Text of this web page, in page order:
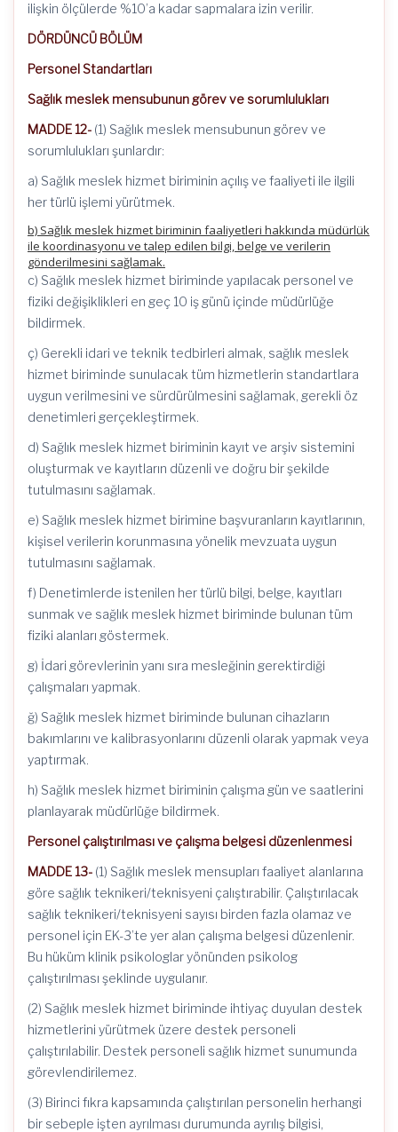
ilişkin ölçülerde %10’a kadar sapmalara izin verilir.
DÖRDÜNCÜ BÖLÜM
Personel Standartları
Sağlık meslek mensubunun görev ve sorumlulukları
MADDE 12- (1) Sağlık meslek mensubunun görev ve
sorumlulukları şunlardır:
a) Sağlık meslek hizmet biriminin açılış ve faaliyeti ile ilgili
her türlü işlemi yürütmek.
b) Sağlık meslek hizmet biriminin faaliyetleri hakkında müdürlük
ile koordinasyonu ve talep edilen bilgi, belge ve verilerin
gönderilmesini sağlamak.
c) Sağlık meslek hizmet biriminde yapılacak personel ve
fiziki değişiklikleri en geç 10 iş günü içinde müdürlüğe
bildirmek.
ç) Gerekli idari ve teknik tedbirleri almak, sağlık meslek
hizmet biriminde sunulacak tüm hizmetlerin standartlara
uygun verilmesini ve sürdürülmesini sağlamak, gerekli öz
denetimleri gerçekleştirmek.
d) Sağlık meslek hizmet biriminin kayıt ve arşiv sistemini
oluşturmak ve kayıtların düzenli ve doğru bir şekilde
tutulmasını sağlamak.
e) Sağlık meslek hizmet birimine başvuranların kayıtlarının,
kişisel verilerin korunmasına yönelik mevzuata uygun
tutulmasını sağlamak.
f) Denetimlerde istenilen her türlü bilgi, belge, kayıtları
sunmak ve sağlık meslek hizmet biriminde bulunan tüm
fiziki alanları göstermek.
g) İdari görevlerinin yanı sıra mesleğinin gerektirdiği
çalışmaları yapmak.
ğ) Sağlık meslek hizmet biriminde bulunan cihazların
bakımlarını ve kalibrasyonlarını düzenli olarak yapmak veya
yaptırmak.
h) Sağlık meslek hizmet biriminin çalışma gün ve saatlerini
planlayarak müdürlüğe bildirmek.
Personel çalıştırılması ve çalışma belgesi düzenlenmesi
MADDE 13- (1) Sağlık meslek mensupları faaliyet alanlarına
göre sağlık teknikeri/teknisyeni çalıştırabilir. Çalıştırılacak
sağlık teknikeri/teknisyeni sayısı birden fazla olamaz ve
personel için EK-3’te yer alan çalışma belgesi düzenlenir.
Bu hüküm klinik psikologlar yönünden psikolog
çalıştırılması şeklinde uygulanır.
(2) Sağlık meslek hizmet biriminde ihtiyaç duyulan destek
hizmetlerini yürütmek üzere destek personeli
çalıştırılabilir. Destek personeli sağlık hizmet sunumunda
görevlendirilemez.
(3) Birinci fıkra kapsamında çalıştırılan personelin herhangi
bir sebeple işten ayrılması durumunda ayrılış bilgisi,